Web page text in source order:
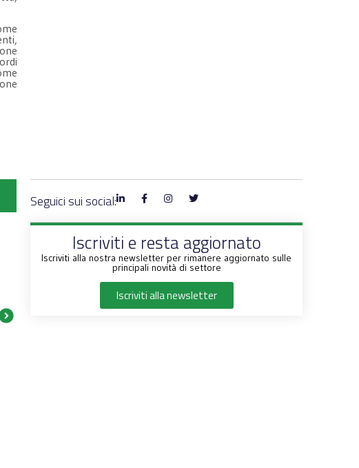
Seguici sui social:
Iscriviti e resta aggiornato
Iscriviti alla nostra newsletter per rimanere aggiornato sulle
principali novità di settore
Iscriviti alla newsletter